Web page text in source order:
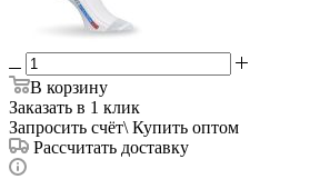
В корзину
Заказать в 1 клик
Запросить счёт\ Купить оптом
Рассчитать доставку